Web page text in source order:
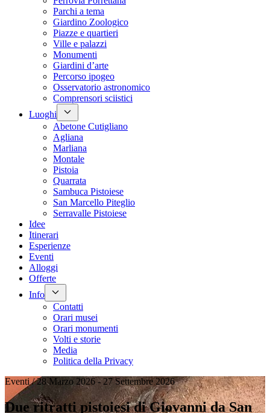
Parchi a tema
Giardino Zoologico
Piazze e quartieri
Ville e palazzi
Monumenti
Giardini d’arte
Percorso ipogeo
Osservatorio astronomico
Comprensori sciistici
Luoghi
Abetone Cutigliano
Agliana
Marliana
Montale
Pistoia
Quarrata
Sambuca Pistoiese
San Marcello Piteglio
Serravalle Pistoiese
Idee
Itinerari
Esperienze
Eventi
Alloggi
Offerte
Info
Contatti
Orari musei
Orari monumenti
Volti e storie
Media
Politica della Privacy
Eventi / 28 Marzo 2026 - 27 Settembre 2026
Due ritratti pistoiesi di Giovanni da San